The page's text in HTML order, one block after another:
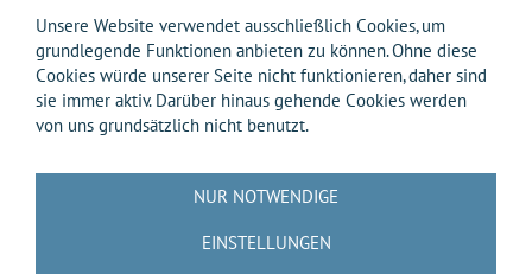
Versandkosten-InfoZahlungsarten-InfoHilfeDatenschutz
Entsorgung gemäß Verpackungsverordnung
Unsere Website verwendet ausschließlich Cookies, um
grundlegende Funktionen anbieten zu können. Ohne diese
Cookies würde unserer Seite nicht funktionieren, daher sind
sie immer aktiv. Darüber hinaus gehende Cookies werden
von uns grundsätzlich nicht benutzt.
NUR NOTWENDIGE
EINSTELLUNGEN